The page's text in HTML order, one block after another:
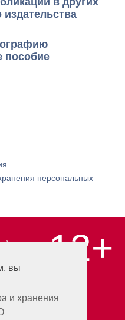
вы
и хранения
пособие
персональных
\
сайте,
12+